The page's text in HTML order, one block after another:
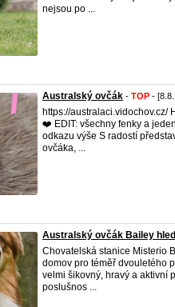
nejsou po ...
Australský ovčák - TOP -
https://
❤️ EDIT: všechny fenky a
odkazu výše S radostí
ovčáka, ...
Australský ovčák Bailey
Chovatelská stanice Misterio
domov pro téměř dvouletého
velmi šikovný, hravý a aktivní
poslušnos ...